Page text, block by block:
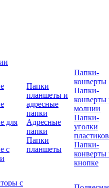
для
с
Папки
планшеты и
адресные
папки
Адресные
папки
Папки
планшеты
Папки-
конверты
Папки-
конверты
молнии
Папки-
уголки
Папки-
конверты
кнопке
с